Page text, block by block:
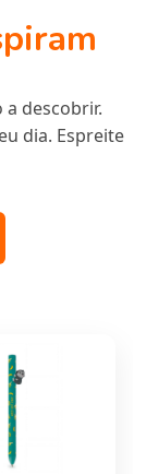
descobrir.
dia. Espreite
aqui para si!
e elevar a
de todos!